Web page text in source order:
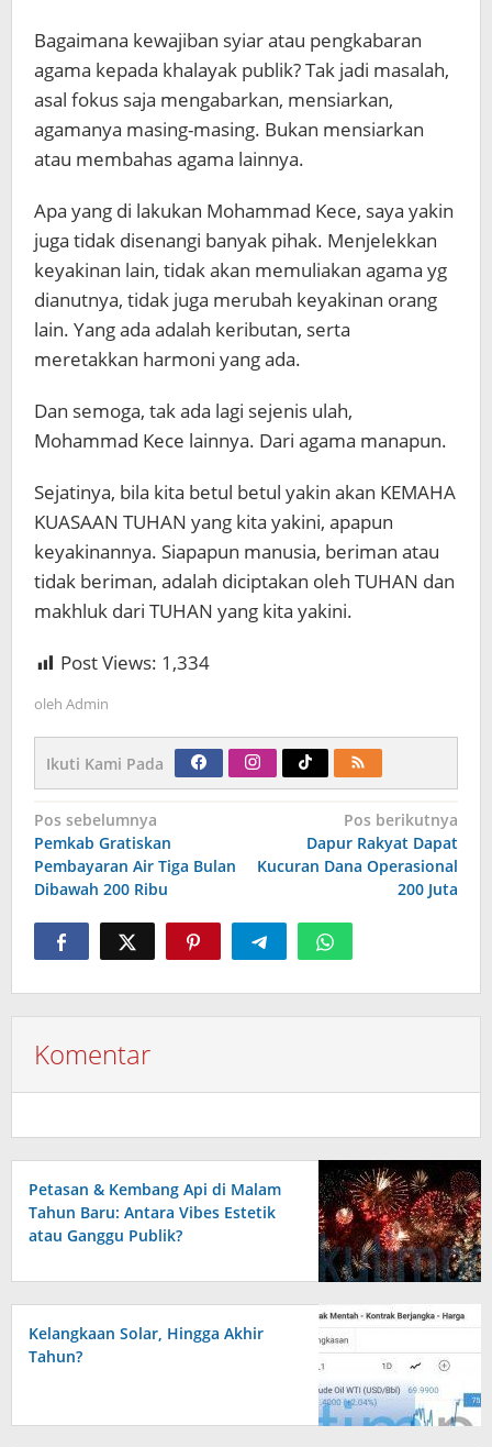
Bagaimana kewajiban syiar atau pengkabaran
agama kepada khalayak publik? Tak jadi masalah,
asal fokus saja mengabarkan, mensiarkan,
agamanya masing-masing. Bukan mensiarkan
atau membahas agama lainnya.
Apa yang di lakukan Mohammad Kece, saya yakin
juga tidak disenangi banyak pihak. Menjelekkan
keyakinan lain, tidak akan memuliakan agama yg
dianutnya, tidak juga merubah keyakinan orang
lain. Yang ada adalah keributan, serta
meretakkan harmoni yang ada.
Dan semoga, tak ada lagi sejenis ulah,
Mohammad Kece lainnya. Dari agama manapun.
Sejatinya, bila kita betul betul yakin akan KEMAHA
KUASAAN TUHAN yang kita yakini, apapun
keyakinannya. Siapapun manusia, beriman atau
tidak beriman, adalah diciptakan oleh TUHAN dan
makhluk dari TUHAN yang kita yakini.
Post Views: 1,334
oleh Admin
Ikuti Kami Pada
Navigasi
pos
Pos sebelumnya
Pemkab Gratiskan
Pembayaran Air Tiga Bulan
Dibawah 200 Ribu
Pos berikutnya
Dapur Rakyat Dapat
Kucuran Dana Operasional
200 Juta
Komentar
Petasan & Kembang Api di Malam
Tahun Baru: Antara Vibes Estetik
atau Ganggu Publik?
Kelangkaan Solar, Hingga Akhir
Tahun?